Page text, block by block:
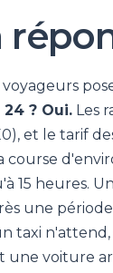
24 ? Oui. Les
et le tarif
course
15 heures.
une
taxi
une voiture